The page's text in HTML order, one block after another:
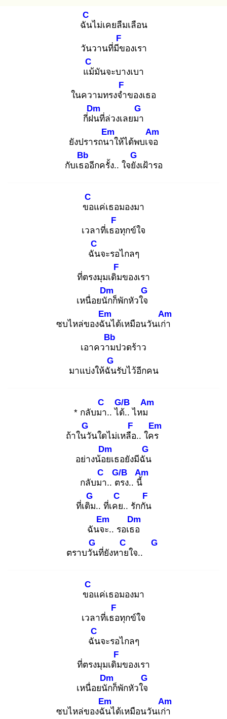
ฉัน
C
ไม่เคยลืมเลือน
วันวานที่มีข
F
องเรา
แม้
C
มันจะบางเบา
ในความทรงจำ
F
ของเธอ
กี่ฝน
Dm
ที่ล่วงเลยมา
G
ยังปรารถนา
Em
ให้ได้พบเจอ
Am
กับเธอ
Bb
อีกครั้ง.. ใจยัง
G
เฝ้ารอ
ขอ
C
แค่เธอมองมา
เวลาที่เธอ
F
ทุกข์ใจ
ฉัน
C
จะรอไกลๆ
ที่ตรงมุมเดิม
F
ของเรา
เหนื่อยนัก
Dm
ก็พักหัวใจ
G
ซบไหล่ของฉัน
Em
ได้เหมือนวันเก่า
Am
เอาความ
Bb
ปวดร้าว
มาแบ่งให้ฉัน
G
รับไว้อีกคน
* กลับมา
C
.. ได้.
G/B
. ไหม
Am
ถ้าในวั
G
นใดไม่เหลือ
F
.. ใคร
Em
อย่างน้อย
Dm
เธอยังมีฉัน
G
กลับมา
C
.. ตร
G/B
ง.. นี้
Am
ที่เดิม
G
.. ที่เคย
C
.. รักกัน
F
ฉันจะ
Em
.. รอเธอ
Dm
ตราบวัน
G
ที่ยังหาย
C
ใจ..
G
ขอ
C
แค่เธอมองมา
เวลาที่เธอ
F
ทุกข์ใจ
ฉัน
C
จะรอไกลๆ
ที่ตรงมุมเดิม
F
ของเรา
เหนื่อยนัก
Dm
ก็พักหัวใจ
G
ซบไหล่ของฉัน
Em
ได้เหมือนวันเก่า
Am